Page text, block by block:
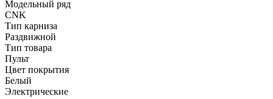
Модельный ряд
CNK
Тип карниза
Раздвижной
Тип товара
Пульт
Цвет покрытия
Белый
Электрические